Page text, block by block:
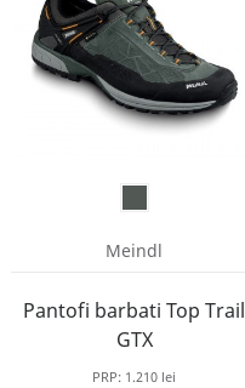
Meindl
Pantofi barbati Top Trail
GTX
PRP: 1.210 lei